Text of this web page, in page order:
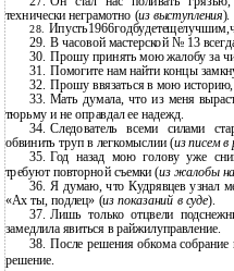
технически неграмотно (из выступления).
28.
29. В часовой мастерской № 13
30. Прошу принять мою жалобу за
31. Помогите нам найти концы
32. Прошу ввязаться в мою историю,
33. Мать думала, что из меня
тюрьму и не оправдал ее надежд.
34. Следователь всеми силами
обвинить труп в легкомыслии (из писем
35. Год назад мою голову уже
требуют повторной съемки (из жалобы
36. Я думаю, что Кудрявцев узнал
«Ах ты, подлец» (из показаний в суде).
37. Лишь только отцвели
замедлила явиться в райжилуправление.
38. После решения обкома собрание
решение.